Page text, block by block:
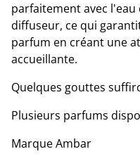
parfaitement avec
diffuseur, ce qui
parfum en créant une
accueillante.
Quelques gouttes
Plusieurs parfums
Marque Ambar